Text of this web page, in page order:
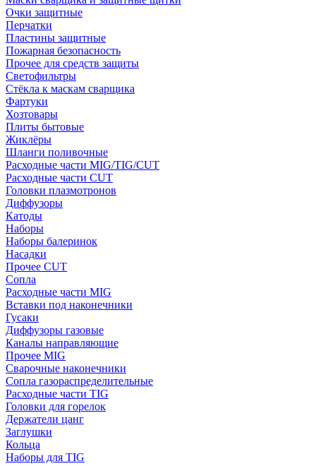
Очки защитные
Перчатки
Пластины защитные
Пожарная безопасность
Прочее для средств защиты
Светофильтры
Стёкла к маскам сварщика
Фартуки
Хозтовары
Плиты бытовые
Жиклёры
Шланги поливочные
Расходные части MIG/TIG/CUT
Расходные части CUT
Головки плазмотронов
Диффузоры
Катоды
Наборы
Наборы балеринок
Насадки
Прочее CUT
Сопла
Расходные части MIG
Вставки под наконечники
Гусаки
Диффузоры газовые
Каналы направляющие
Прочее MIG
Сварочные наконечники
Сопла газораспределительные
Расходные части TIG
Головки для горелок
Держатели цанг
Заглушки
Кольца
Наборы для TIG